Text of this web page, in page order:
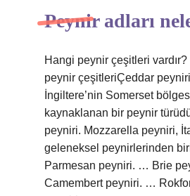
Peynir adları
Hangi peynir çeşitleri
peynir çeşitleriÇeddar
İngiltere’nin Somerset
kaynaklanan bir peynir
peyniri. Mozzarella peyniri,
geleneksel peynirlerinden
Parmesan peyniri. … Brie
Camembert peyniri. …